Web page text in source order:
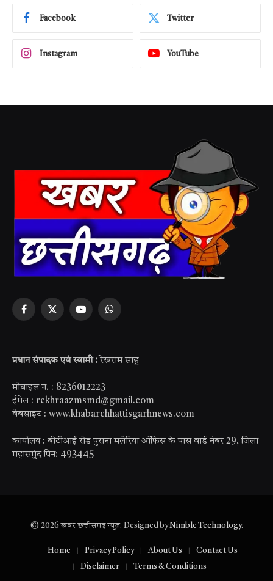
Facebook Twitter
Instagram YouTube
Facebook
X
YouTubeWhatsApp
प्रधान संपादक एवं स्वामी : रेखराम साहू
मोबाइल न. : 8236012223
ईमेल : rekhraazmsmd@gmail.com
वेबसाइट : www.khabarchhattisgarhnews.com
कार्यालय : बीटीआई रोड पुराना मलेरिया ऑफिस के पास वार्ड नंबर 29, जिला
महासमुंद पिन: 493445
© 2026 ख़बर छत्तीसगढ़ न्यूज़. Designed byNimble Technology.
Home Privacy Policy About Us
Contact Us
Disclaimer
Terms & Conditions